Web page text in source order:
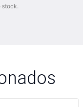
stock.